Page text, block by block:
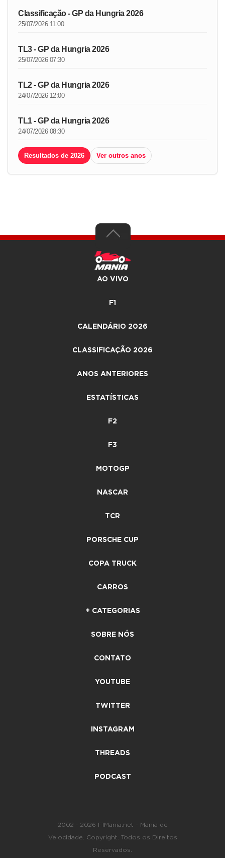
Classificação - GP da Hungria 2026
25/07/2026 11:00
TL3 - GP da Hungria 2026
25/07/2026 07:30
TL2 - GP da Hungria 2026
24/07/2026 12:00
TL1 - GP da Hungria 2026
24/07/2026 08:30
Resultados de 2026 Ver outros anos
AO VIVO
F1
CALENDÁRIO 2026
CLASSIFICAÇÃO 2026
ANOS ANTERIORES
ESTATÍSTICAS
F2
F3
MOTOGP
NASCAR
TCR
PORSCHE CUP
COPA TRUCK
CARROS
+ CATEGORIAS
SOBRE NÓS
CONTATO
YOUTUBE
TWITTER
INSTAGRAM
THREADS
PODCAST
2002 - 2026 F1Mania.net - Mania de
Velocidade. Copyright. Todos os Direitos
Reservados.